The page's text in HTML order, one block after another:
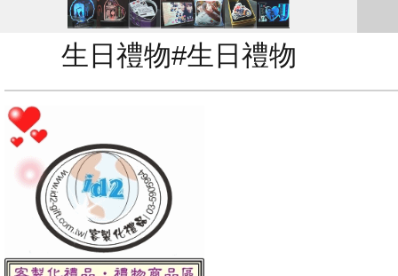
生日禮物#生日禮物